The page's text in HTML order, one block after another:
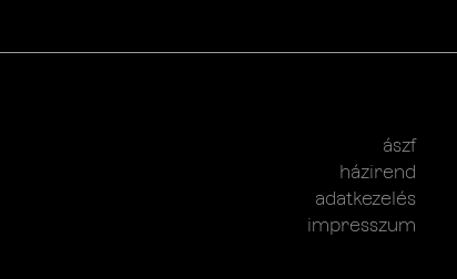
ászf
házirend
adatkezelés
impresszum